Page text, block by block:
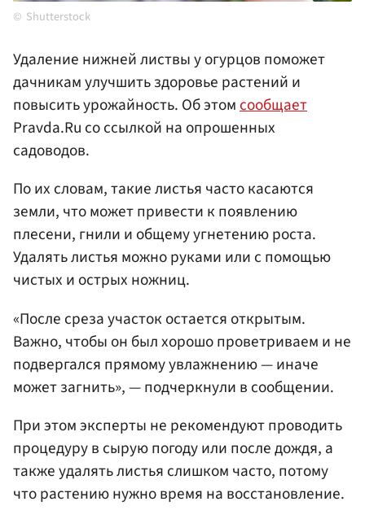
Shutterstock
Удаление нижней листвы у огурцов поможет
дачникам улучшить здоровье растений и
повысить урожайность. Об этомсообщает
Pravda.Ru со ссылкой на опрошенных
садоводов.
По их словам, такие листья часто касаются
земли, что может привести к появлению
плесени, гнили и общему угнетению роста.
Удалять листья можно руками или с помощью
чистых и острых ножниц.
«После среза участок остается открытым.
Важно, чтобы он был хорошо проветриваем и не
подвергался прямому увлажнению — иначе
может загнить», — подчеркнули в сообщении.
При этом эксперты не рекомендуют проводить
процедуру в сырую погоду или после дождя, а
также удалять листья слишком часто, потому
что растению нужно время на восстановление.